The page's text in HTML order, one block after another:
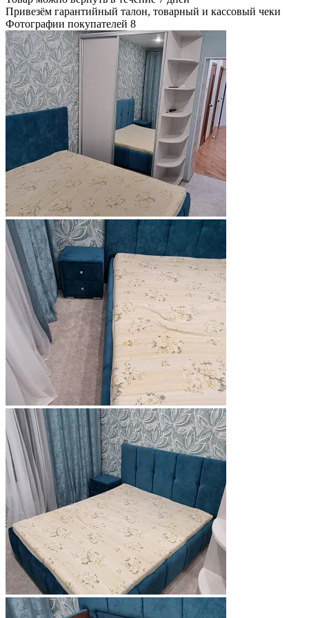
Привезём гарантийный талон, товарный и кассовый чеки
Фотографии покупателей 8